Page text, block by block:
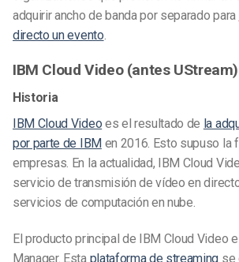
adquirir ancho de banda por separado para
directo un evento
IBM Cloud Video (antes UStream)
Historia
IBM Cloud Video es el resultado de la
por parte de IBMen 2016. Esto supuso la
empresas. En la actualidad, IBM Cloud
servicio de transmisión de vídeo en
servicios de computación en nube.
El producto principal de IBM Cloud Video
Manager. Esta plataforma de streaming se